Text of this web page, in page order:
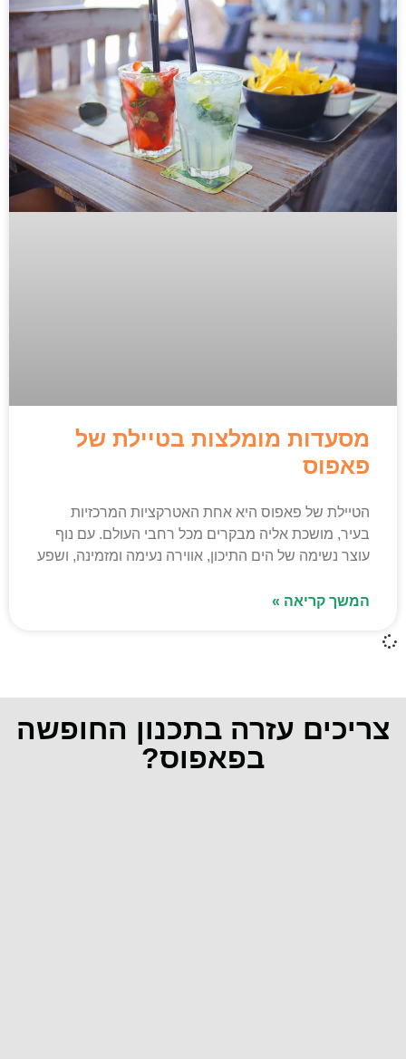
מסעדות מומלצות בטיילת של
פאפוס
הטיילת של פאפוס היא אחת האטרקציות המרכזיות
בעיר, מושכת אליה מבקרים מכל רחבי העולם. עם נוף
עוצר נשימה של הים התיכון, אווירה נעימה ומזמינה, ושפע
המשך קריאה »
צריכים עזרה בתכנון החופשה
בפאפוס?